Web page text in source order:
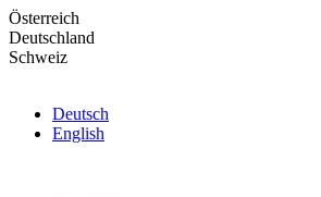
Skip
to
the
Österreich
Deutschland
Schweiz
Deutsch
English